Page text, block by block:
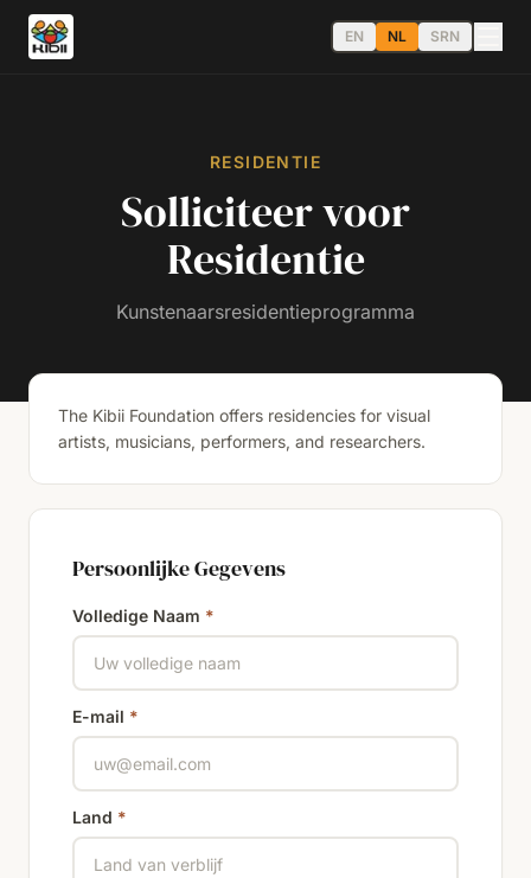
EN NL SRN
RESIDENTIE
Solliciteer voor
Residentie
Kunstenaarsresidentieprogramma
The Kibii Foundation offers residencies for visual
artists, musicians, performers, and researchers.
Persoonlijke Gegevens
Volledige Naam *
E-mail *
Land *